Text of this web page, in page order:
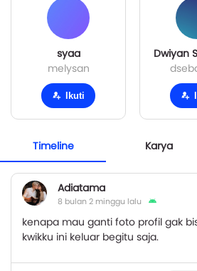
syaa
melysan
Ikuti
Dwiyan
Timeline Karya
Adiatama
8 bulan 2 minggu lalu
kenapa mau ganti foto profil gak
kwikku ini keluar begitu saja.